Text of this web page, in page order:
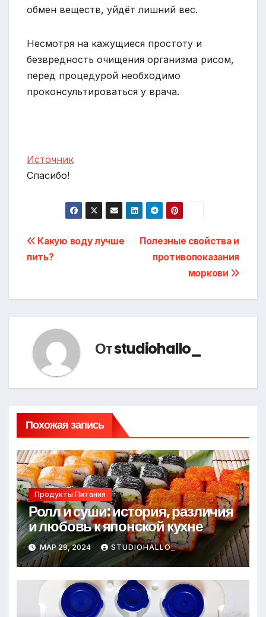
обмен веществ, уйдёт лишний вес.
Несмотря на кажущиеся простоту и
безвредность очищения организма рисом,
перед процедурой необходимо
проконсультироваться у врача.
Источник
Спасибо!
Навигация
по
записям
Полезные свойства и
противопоказания
моркови
Какую воду лучше
пить?
Отstudiohallo_
Похожая запись
Продукты Питания
Ролл и суши: история, различия
и любовь к японской кухне
МАР 29, 2024 STUDIOHALLO_